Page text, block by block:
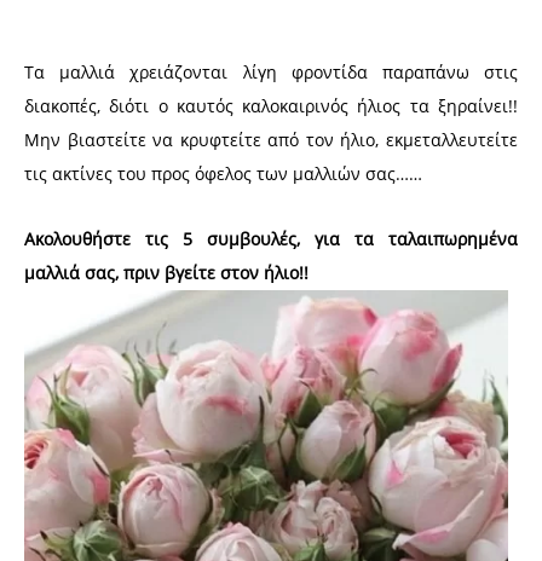
Τα μαλλιά χρειάζονται λίγη φροντίδα παραπάνω στις
διακοπές, διότι ο καυτός καλοκαιρινός ήλιος τα ξηραίνει!!
Μην βιαστείτε να κρυφτείτε από τον ήλιο, εκμεταλλευτείτε
τις ακτίνες του προς όφελος των μαλλιών σας……
Ακολουθήστε τις 5 συμβουλές, για τα ταλαιπωρημένα
μαλλιά σας, πριν βγείτε στον ήλιο!!